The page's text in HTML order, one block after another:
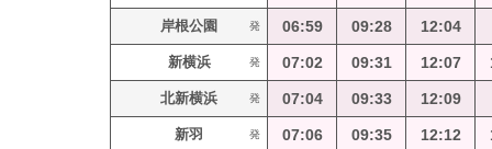
岸根公園 発 06:59 09:28 12:04
新横浜 発 07:02 09:31 12:07
北新横浜 発 07:04 09:33 12:09
新羽 発 07:06 09:35 12:12